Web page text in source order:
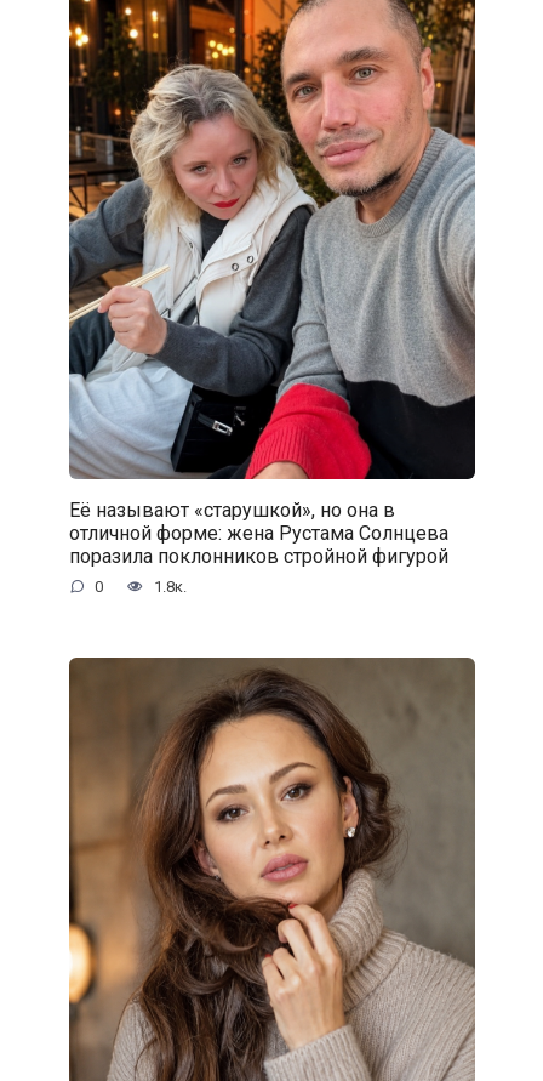
Её называют «старушкой», но она в
отличной форме: жена Рустама Солнцева
поразила поклонников стройной фигурой
0 1.8к.